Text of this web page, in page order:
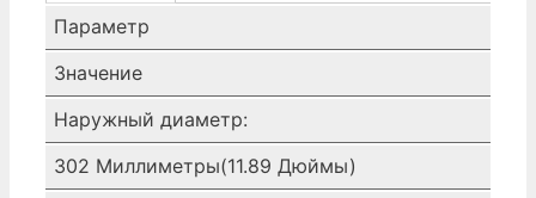
Параметр
Значение
Наружный диаметр:
302 Миллиметры(11.89 Дюймы)